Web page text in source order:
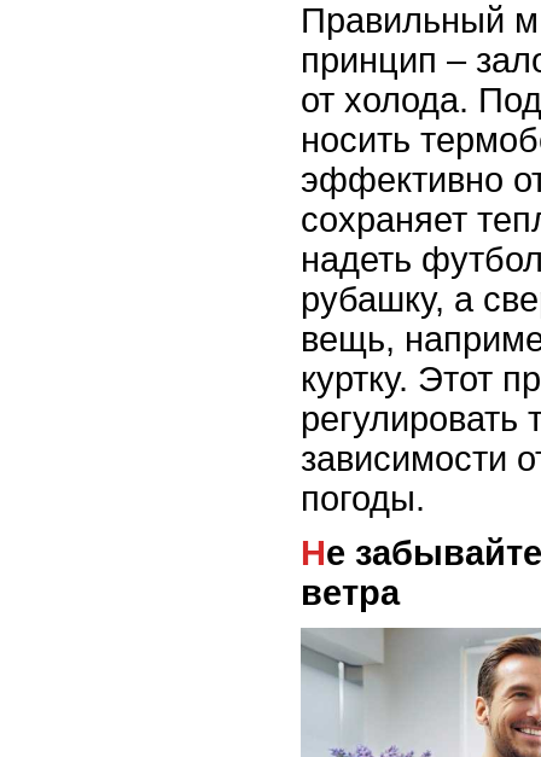
Правильный
принцип –
от холода.
носить
эффективно
сохраняет
надеть
рубашку, а
вещь,
куртку. Этот
регулировать
зависимости
погоды.
Не забывайте про защиту от
ветра